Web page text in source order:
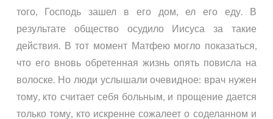
того, Господь зашел в его дом, ел его еду. В
результате общество осудило Иисуса за такие
действия. В тот момент Матфею могло показаться,
что его вновь обретенная жизнь опять повисла на
волоске. Но люди услышали очевидное: врач нужен
тому, кто считает себя больным, и прощение дается
только тому, кто искренне сожалеет о соделанном и